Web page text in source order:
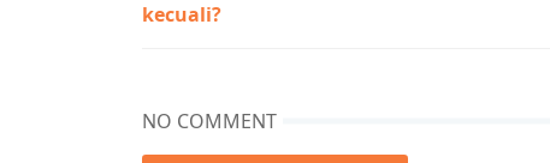
kecuali?
NO COMMENT